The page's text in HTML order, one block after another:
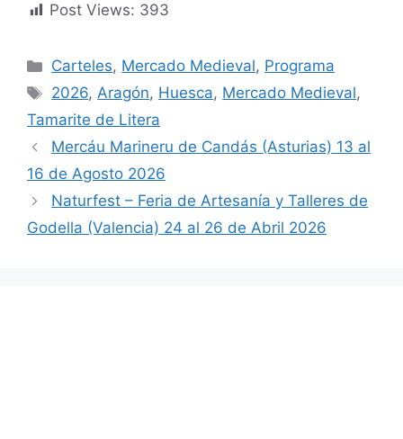
Post Views: 393
Categorías
Carteles, Mercado Medieval, Programa
Etiquetas
2026,Aragón, Huesca, Mercado Medieval,
Tamarite de Litera
Mercáu Marineru de Candás (Asturias) 13 al
16 de Agosto 2026
Naturfest – Feria de Artesanía y Talleres de
Godella (Valencia) 24 al 26 de Abril 2026